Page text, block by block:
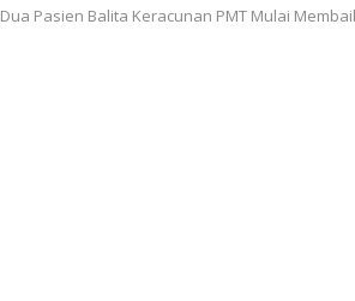
Dua Pasien Balita Keracunan PMT Mulai